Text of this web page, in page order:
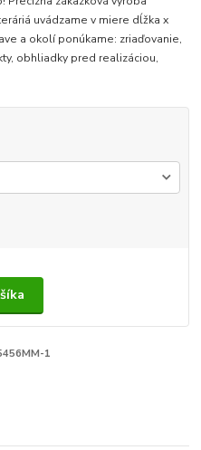
uvádzame v miere dĺžka x
a okolí ponúkame: zriaďovanie,
obhliadky pred realizáciou,
1